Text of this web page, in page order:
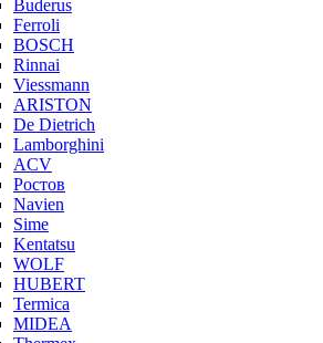
Buderus
Ferroli
BOSCH
Rinnai
Viessmann
ARISTON
De Dietrich
Lamborghini
ACV
Ростов
Navien
Sime
Kentatsu
WOLF
HUBERT
Termica
MIDEA